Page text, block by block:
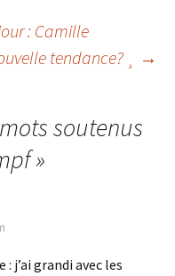
: Camille
tendance? ¸ →
soutenus
»
: j’ai grandi avec les